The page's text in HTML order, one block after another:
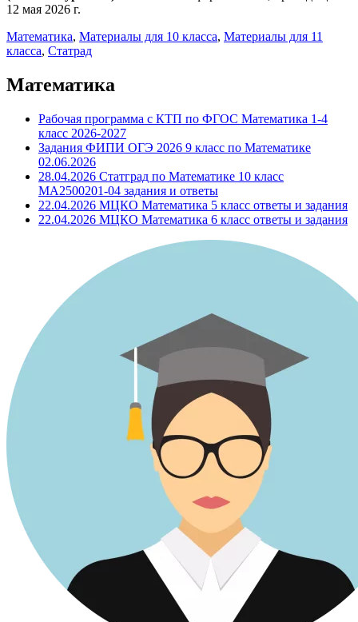
12 мая 2026 г.
Математика, Материалы для 10 класса, Материалы для 11
класса, Статрад
Математика
Рабочая программа с КТП по ФГОС Математика 1-4
класс 2026-2027
Задания ФИПИ ОГЭ 2026 9 класс по Математике
02.06.2026
28.04.2026 Статград по Математике 10 класс
МА2500201-04 задания и ответы
22.04.2026 МЦКО Математика 5 класс ответы и задания
22.04.2026 МЦКО Математика 6 класс ответы и задания